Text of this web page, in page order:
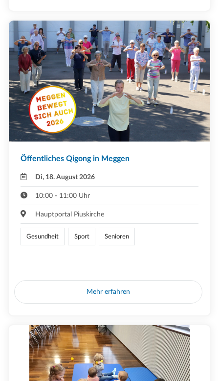
Öffentliches Qigong in Meggen
Di, 18. August 2026
10:00 - 11:00 Uhr
Hauptportal Piuskirche
Gesundheit Sport Senioren
Mehr erfahren